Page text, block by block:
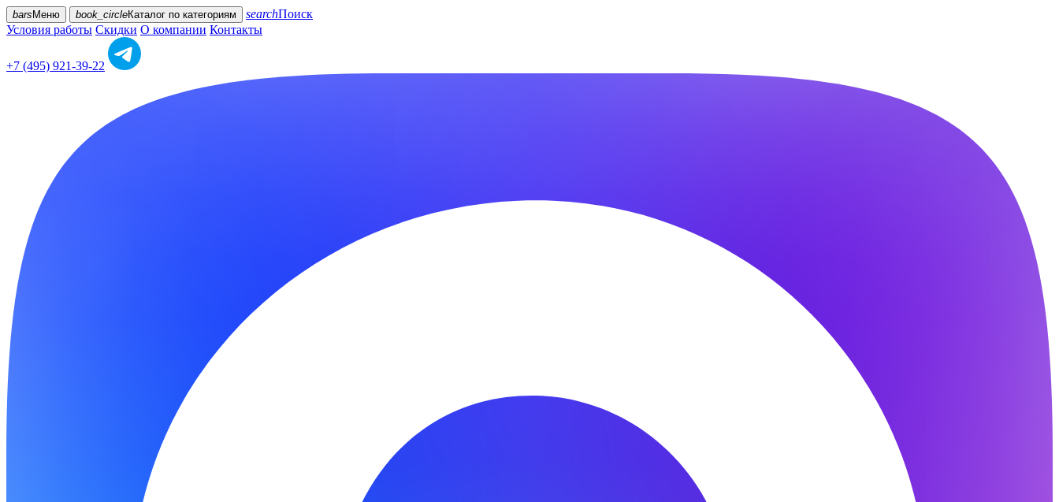
bars Меню book_circleКаталог по категориям searchПоиск
Условия работы Скидки О компании Контакты
+7 (495) 921-39-22